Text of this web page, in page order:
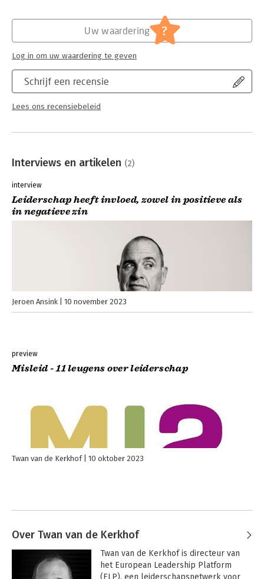
Schrijf een recensie
Lees ons recensiebeleid
Uw waardering ?
Log in om uw waardering te geven
Interviews en artikelen (2)
interview
Leiderschap heeft invloed, zowel in positieve als
in negatieve zin
Jeroen Ansink 10 november 2023
preview
Misleid - 11 leugens over leiderschap
Twan van de Kerkhof 10 oktober 2023
Over Twan van de Kerkhof
Twan van de Kerkhof is directeur van
het European Leadership Platform
(ELP), een leiderschapsnetwerk voor